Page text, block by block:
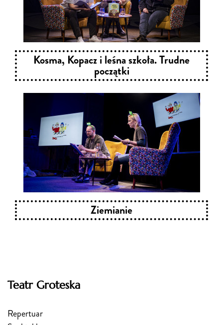
Kosma, Kopacz i leśna szkoła. Trudne
początki
Ziemianie
Teatr Groteska
Repertuar